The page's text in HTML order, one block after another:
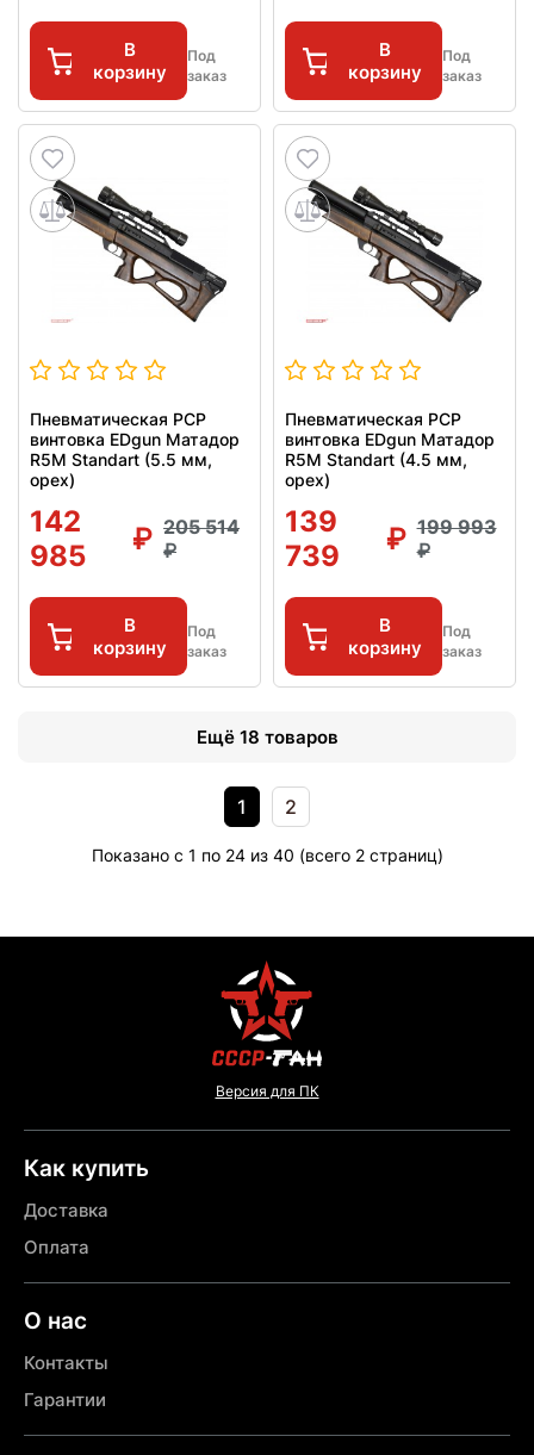
В
корзину
Под
заказ
В
корзину
Под
заказ
Пневматическая PCP
винтовка EDgun Матадор
R5M Standart (5.5 мм,
орех)
142
985
205 514
В
корзину
Под
заказ
Пневматическая PCP
винтовка EDgun Матадор
R5M Standart (4.5 мм,
орех)
139
739
199 993
В
корзину
Под
заказ
Ещё 18 товаров
1 2
Показано с 1 по 24 из 40 (всего 2 страниц)
Версия для ПК
Как купить
Доставка
Оплата
О нас
Контакты
Гарантии